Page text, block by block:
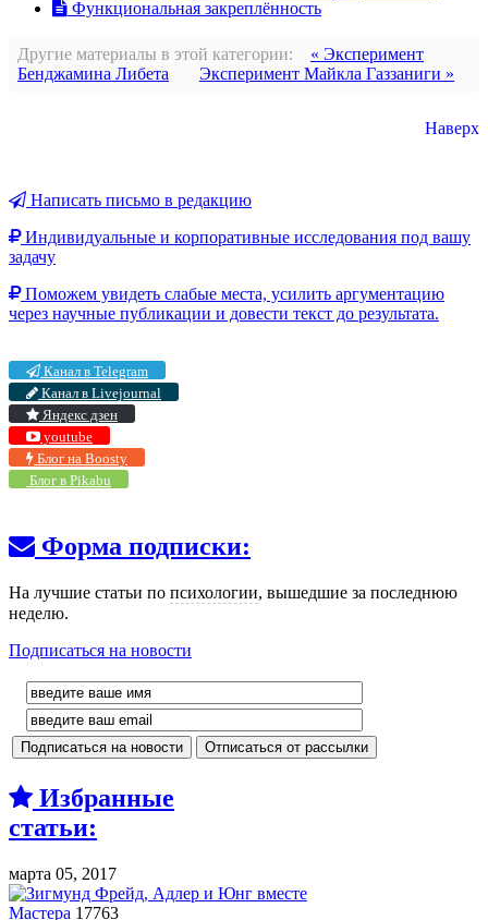
Функциональная закреплённость
Другие материалы в этой категории:
« Эксперимент
Бенджамина Либета
Эксперимент Майкла Газзаниги »
Наверх
Написать письмо в редакцию
Индивидуальные и корпоративные исследования под вашу
задачу
Поможем увидеть слабые места, усилить аргументацию
через научные публикации и довести текст до результата.
Канал в Telegram
Канал в Livejournal
Яндекс дзен
youtube
Блог на Boosty
Блог в Pikabu
Форма подписки:
На лучшие статьи по психологии, вышедшие за последнюю
неделю.
Подписаться на новости
Избранные
статьи:
марта 05, 2017
Мастера 17763